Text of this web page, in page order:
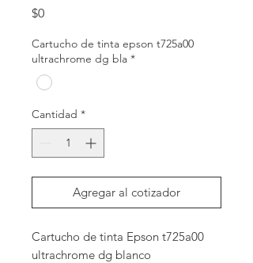
$0Precio
Cartucho de tinta epson t725a00
ultrachrome dg bla *
Cantidad *
Agregar al cotizador
Cartucho de tinta Epson t725a00
ultrachrome dg blanco